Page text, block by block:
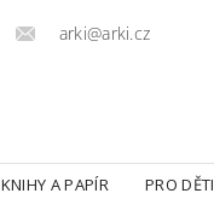
arki@arki.cz
KNIHY A PAPÍR PRO DĚTI